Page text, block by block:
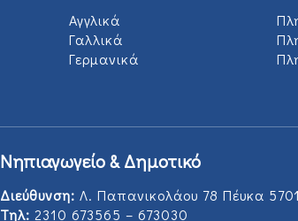
Αγγλικά
Γαλλικά
Γερμανικά
Νηπιαγωγείο & Δημοτικό
Διεύθυνση: Λ. Παπανικολάου 78 Πέυκα
Τηλ: 2310 673565 – 673030